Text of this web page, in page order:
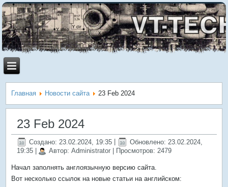
Главная Новости сайта 23 Feb 2024
23 Feb 2024
Создано: 23.02.2024, 19:35
Обновлено: 23.02.2024,
19:35
Автор: Administrator | Просмотров: 2479
Начал заполнять англоязычную версию сайта.
Вот несколько ссылок на новые статьи на английском: